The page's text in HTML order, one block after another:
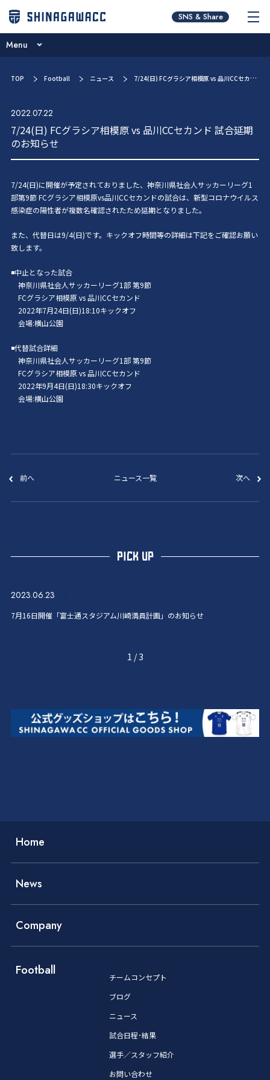
チームコンセプト
ブログ
ニュース
試合日程･結果
選手／スタッフ紹介
お問い合わせ
SNS & Share
Menu
試合日程･結果
お問い合わせ
TOP Football ニュース 7/24(日) FCグラシア相模原 vs 品川CCセカンド 試合延期のお知らせ
2022.07.22
7/24(日) FCグラシア相模原 vs 品川CCセカンド 試合延期
のお知らせ
7/24(日)に開催が予定されておりました、神奈川県社会人サッカーリーグ1
部第9節 FCグラシア相模原vs品川CCセカンドの試合は、新型コロナウイルス
感染症の陽性者が複数名確認されたため延期となりました。
また、代替日は9/4(日)です。キックオフ時間等の詳細は下記をご確認お願い
致します。
◾️中止となった試合
神奈川県社会人サッカーリーグ1部 第9節
FCグラシア相模原 vs 品川CCセカンド
2022年7月24日(日)18:10キックオフ
会場:横山公園
◾️代替試合詳細
神奈川県社会人サッカーリーグ1部 第9節
FCグラシア相模原 vs 品川CCセカンド
2022年9月4日(日)18:30キックオフ
会場:横山公園
前へ ニュース一覧 次へ
PICK UP
2023.06.23
7月16日開催「富士通スタジアム川崎満員計画」のお知らせ
1 /3
Home
News
Company
Football
チームコンセプト
ブログ
ニュース
試合日程･結果
選手／スタッフ紹介
お問い合わせ